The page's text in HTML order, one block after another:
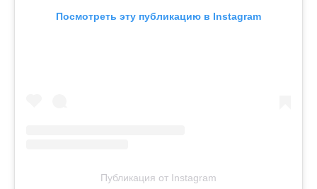
Посмотреть эту публикацию в Instagram
Публикация от Instagram